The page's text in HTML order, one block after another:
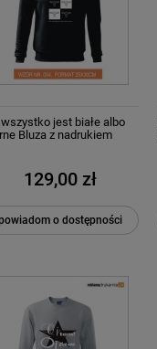
jest białe albo
Bluza z nadrukiem
129,00 zł
o dostępności